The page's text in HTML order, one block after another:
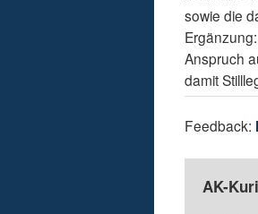
sowie die
Anspruch
damit
Feedback:
AK-